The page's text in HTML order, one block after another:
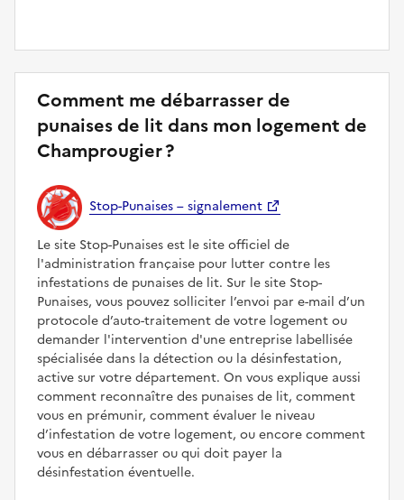
Comment me débarrasser de
punaises de lit dans mon logement de
Champrougier ?
Stop-Punaises – signalement
Le site Stop-Punaises est le site officiel de
l'administration française pour lutter contre les
infestations de punaises de lit. Sur le site Stop-
Punaises, vous pouvez solliciter l’envoi par e-mail d’un
protocole d’auto-traitement de votre logement ou
demander l'intervention d'une entreprise labellisée
spécialisée dans la détection ou la désinfestation,
active sur votre département. On vous explique aussi
comment reconnaître des punaises de lit, comment
vous en prémunir, comment évaluer le niveau
d’infestation de votre logement, ou encore comment
vous en débarrasser ou qui doit payer la
désinfestation éventuelle.